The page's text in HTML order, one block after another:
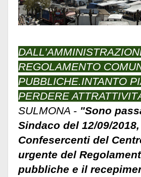
REGOLAMENTO
PUBBLICHE.INTANTO
PERDERE
SULMONA - "Sono
Sindaco del 12/09/
Confesercenti del
urgente del
pubbliche e il